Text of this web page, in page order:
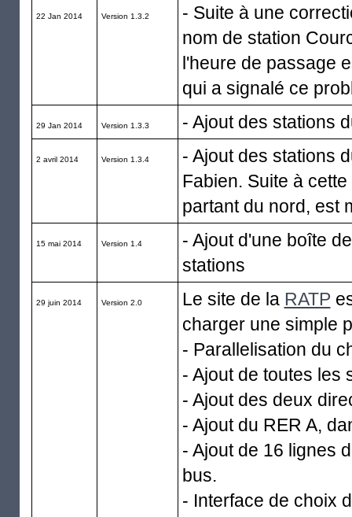
22 Jan 2014 Version 1.3.2
- Suite à une
nom de station
l'heure de passage
qui a signalé ce
29 Jan 2014 Version 1.3.3 - Ajout des stations
2 avril 2014 Version 1.3.4
- Ajout des stations
Fabien. Suite à
partant du nord, est
15 mai 2014 Version 1.4
- Ajout d'une boîte
stations
29 juin 2014 Version 2.0 Le site de la RATP
charger une simple
- Parallelisation du
- Ajout de toutes les
- Ajout des deux
- Ajout du RER A,
- Ajout de 16 lignes
bus.
- Interface de choix